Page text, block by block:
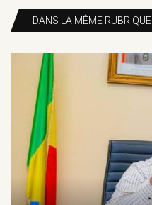
DANS LA MÊME RUBRIQUE